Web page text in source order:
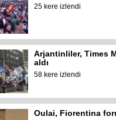
25 kere izlendi
Arjantinliler, Times
aldı
58 kere izlendi
Oulai, Fiorentina